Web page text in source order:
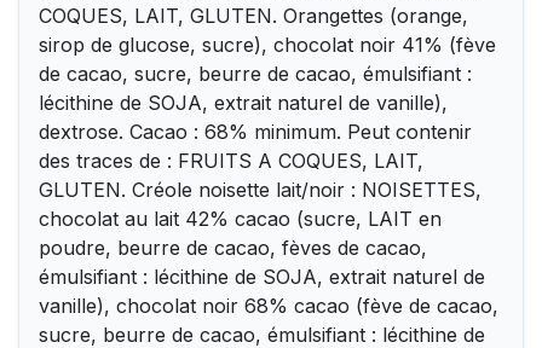
COQUES, LAIT, GLUTEN. Orangettes (orange,
sirop de glucose, sucre), chocolat noir 41% (fève
de cacao, sucre, beurre de cacao, émulsifiant :
lécithine de SOJA, extrait naturel de vanille),
dextrose. Cacao : 68% minimum. Peut contenir
des traces de : FRUITS A COQUES, LAIT,
GLUTEN. Créole noisette lait/noir : NOISETTES,
chocolat au lait 42% cacao (sucre, LAIT en
poudre, beurre de cacao, fèves de cacao,
émulsifiant : lécithine de SOJA, extrait naturel de
vanille), chocolat noir 68% cacao (fève de cacao,
sucre, beurre de cacao, émulsifiant : lécithine de